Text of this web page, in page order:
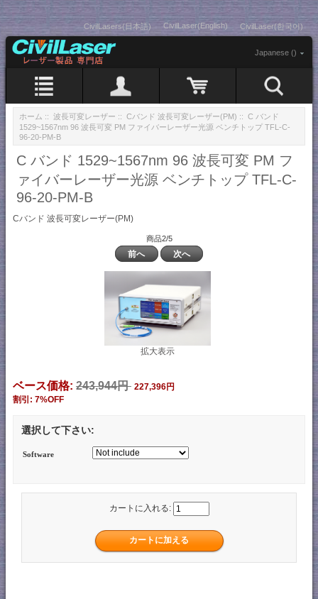
CivilLasers(日本語) CivilLaser(English) CivilLaser(한국어)
Japanese ()
ホーム :: 波長可変レーザー :: Cバンド 波長可変レーザー(PM) :: C バンド
1529~1567nm 96 波長可変 PM ファイバーレーザー光源 ベンチトップ TFL-C-
96-20-PM-B
C バンド 1529~1567nm 96 波長可変 PM フ
ァイバーレーザー光源 ベンチトップ TFL-C-
96-20-PM-B
Cバンド 波長可変レーザー(PM)
商品2/5
前へ 次へ
拡大表示
ベース価格: 243,944円 227,396円
割引: 7%OFF
選択して下さい:
Software
カートに入れる: